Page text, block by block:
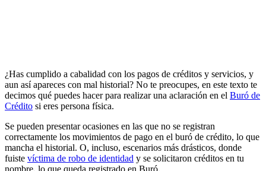
¿Has cumplido a cabalidad con los pagos de créditos y servicios, y
aun así apareces con mal historial? No te preocupes, en este texto te
decimos qué puedes hacer para realizar una aclaración en el Buró de
Crédito si eres persona física.
Se pueden presentar ocasiones en las que no se registran
correctamente los movimientos de pago en el buró de crédito, lo que
mancha el historial. O, incluso, escenarios más drásticos, donde
fuiste víctima de robo de identidad y se solicitaron créditos en tu
nombre, lo que queda registrado en Buró.